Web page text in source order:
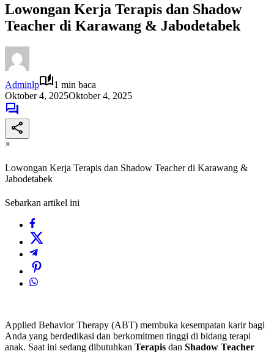
Lowongan Kerja Terapis dan Shadow
Teacher di Karawang & Jabodetabek
Adminlp
1 min baca
Oktober 4, 2025Oktober 4, 2025
×
Lowongan Kerja Terapis dan Shadow Teacher di Karawang &
Jabodetabek
Sebarkan artikel ini
Applied Behavior Therapy (ABT) membuka kesempatan karir bagi
Anda yang berdedikasi dan berkomitmen tinggi di bidang terapi
anak. Saat ini sedang dibutuhkan Terapis dan Shadow Teacher